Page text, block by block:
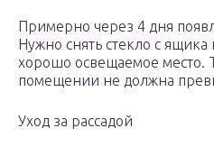
Примерно через 4 дня
Нужно снять стекло с ящика
хорошо освещаемое место.
помещении не должна
Уход за рассадой